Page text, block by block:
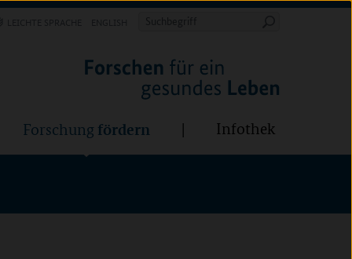
Suchbegriff
Forschung fördern Infothek
Forschung fördern Infothek